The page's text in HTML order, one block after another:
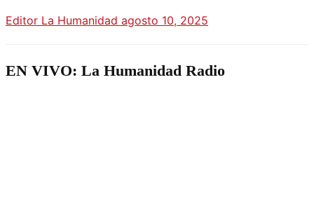
Editor La Humanidad agosto 10, 2025
EN VIVO: La Humanidad Radio